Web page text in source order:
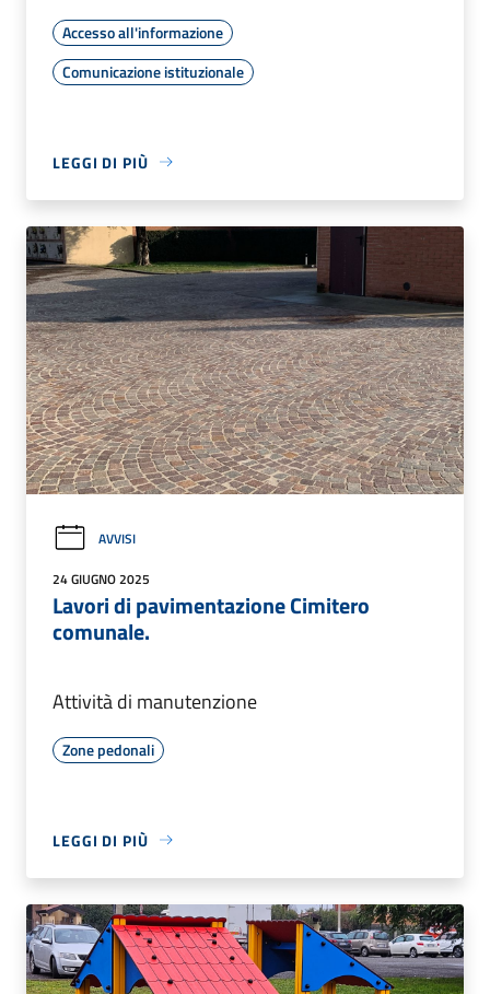
Accesso all'informazione
Comunicazione istituzionale
LEGGI DI PIÙ
AVVISI
24 GIUGNO 2025
Lavori di pavimentazione Cimitero
comunale.
Attività di manutenzione
Zone pedonali
LEGGI DI PIÙ